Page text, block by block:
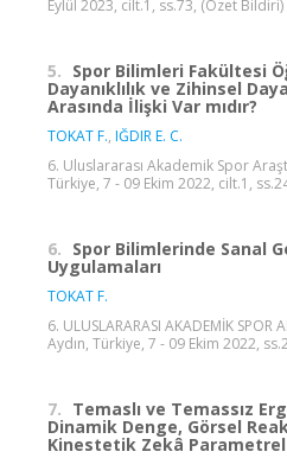
Eylül 2023, cilt.1, ss.73, (Özet Bildiri)
5. Spor Bilimleri Fakültesi
Dayanıklılık ve Zihinsel
Arasında İlişki Var mıdır?
TOKAT F., IĞDIR E. C.
6. Uluslararası Akademik Spor
Türkiye, 7 - 09 Ekim 2022, cilt.1,
6. Spor Bilimlerinde Sanal
Uygulamaları
TOKAT F.
6. ULUSLARARASI AKADEMİK SPOR
Aydın, Türkiye, 7 - 09 Ekim 2022,
7. Temaslı ve Temassız
Dinamik Denge, Görsel
Kinestetik Zekâ